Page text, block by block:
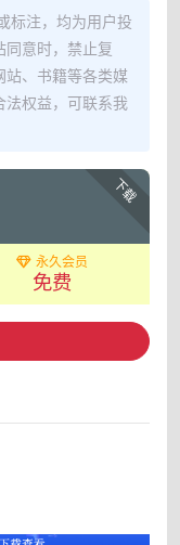
标注，均为用户投
同意时，禁止复
、书籍等各类媒
法权益，可联系我
下载
永久会员
免费